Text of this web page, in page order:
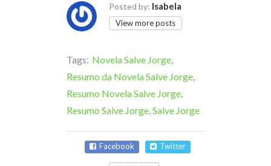
Posted by: Isabela
View more posts
Tags: Novela Salve Jorge,
Resumo da Novela Salve Jorge,
Resumo Novela Salve Jorge,
Resumo Salve Jorge,Salve Jorge
Facebook Twitter